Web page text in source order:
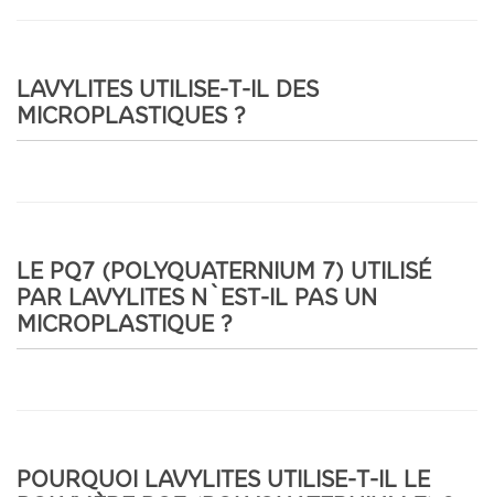
LAVYLITES UTILISE-T-IL DES
MICROPLASTIQUES ?
LE PQ7 (POLYQUATERNIUM 7) UTILISÉ
PAR LAVYLITES N`EST-IL PAS UN
MICROPLASTIQUE ?
POURQUOI LAVYLITES UTILISE-T-IL LE